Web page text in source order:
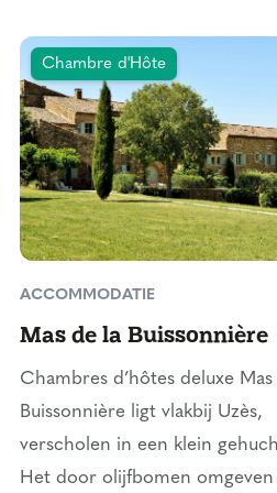
Chambre d'Hôte
ACCOMMODATIE
Mas de la Buissonnière
Chambres d’hôtes deluxe Mas
Buissonnière ligt vlakbij Uzès,
verscholen in een klein
Het door olijfbomen omgeven